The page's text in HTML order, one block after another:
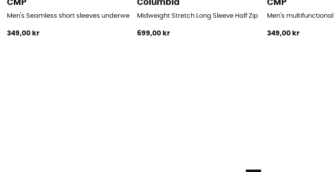
CMP
Men's Seamless short sleeves underwear jersey - Underställ - Herr
349,00 kr
Columbia
Midweight Stretch Long Sleeve Half Zip - Underställ - Herr
699,00 kr
CMP
Men's
349,00 kr